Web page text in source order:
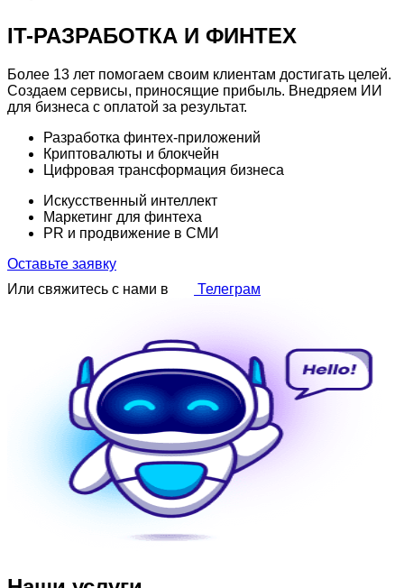
IT-РАЗРАБОТКА И ФИНТЕХ
Более 13 лет помогаем своим клиентам достигать целей.
Создаем сервисы, приносящие прибыль. Внедряем ИИ
для бизнеса с оплатой за результат.
Разработка финтех-приложений
Криптовалюты и блокчейн
Цифровая трансформация бизнеса
Искусственный интеллект
Маркетинг для финтеха
PR и продвижение в СМИ
Оставьте заявку
Или свяжитесь с нами в
Телеграм